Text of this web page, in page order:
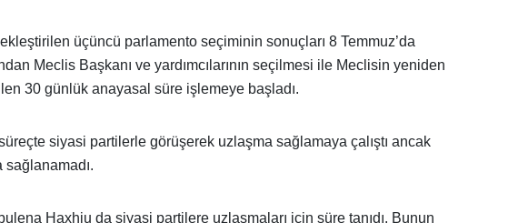
üçüncü parlamento seçiminin sonuçları 8 Temmuz’da
Meclis Başkanı ve yardımcılarının seçilmesi ile Meclisin yeniden
30 günlük anayasal süre işlemeye başladı.
siyasi partilerle görüşerek uzlaşma sağlamaya çalıştı ancak
sağlanamadı.
Haxhiu da siyasi partilere uzlaşmaları için süre tanıdı. Bunun